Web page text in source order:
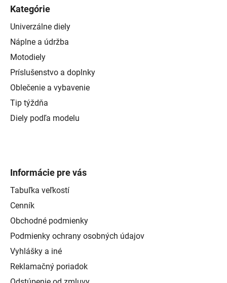
Kategórie
Univerzálne diely
Náplne a údržba
Motodiely
Príslušenstvo a doplnky
Oblečenie a vybavenie
Tip týždňa
Diely podľa modelu
Informácie pre vás
Tabuľka veľkostí
Cenník
Obchodné podmienky
Podmienky ochrany osobných údajov
Vyhlášky a iné
Reklamačný poriadok